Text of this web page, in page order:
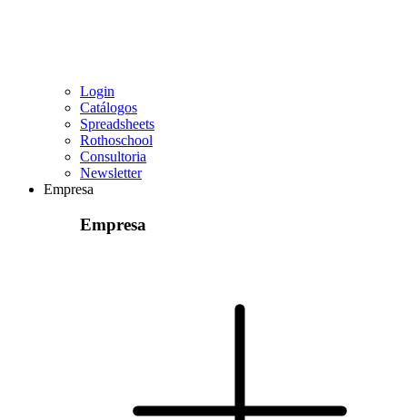
Login
Catálogos
Spreadsheets
Rothoschool
Consultoria
Newsletter
Empresa
Empresa